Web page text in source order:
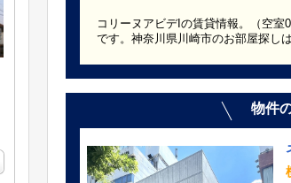
コリーヌアビデIの賃貸情報。（空室
です。神奈川県川崎市のお部屋探し
物件